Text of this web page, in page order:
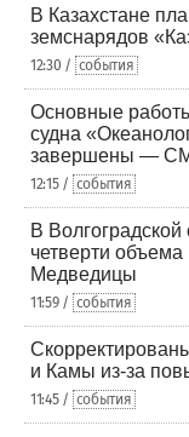
В Казахстане
земснарядов
12:30 / события
Основные
судна
завершены —
12:15 / события
В
четверти объема
Медведицы
11:59 / события
и Камы из-за
11:45 / события